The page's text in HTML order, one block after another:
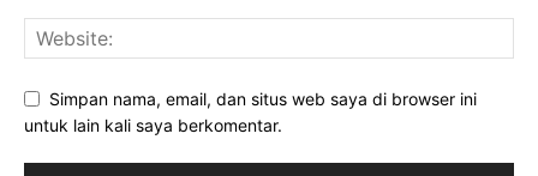
Simpan nama, email, dan situs web saya di browser ini
untuk lain kali saya berkomentar.